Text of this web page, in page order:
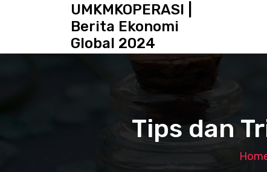
UMKMKOPERASI |
Berita Ekonomi
Global 2024
Tips dan